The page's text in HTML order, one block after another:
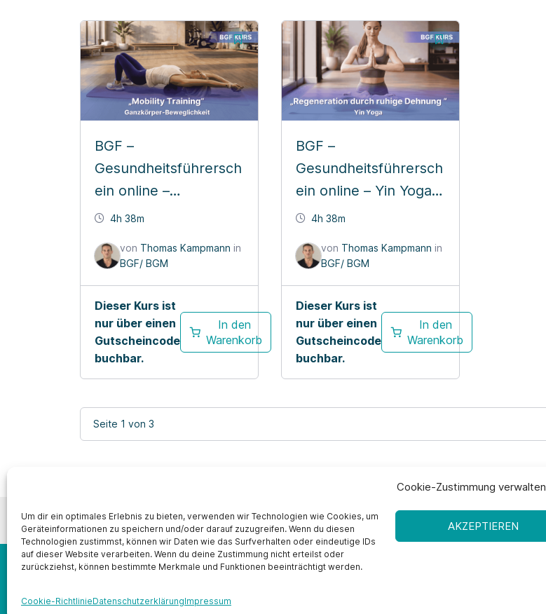
Cookie-Zustimmung verwalten
Um dir ein optimales Erlebnis zu bieten, verwenden wir Technologien wie Cookies, um
Geräteinformationen zu speichern und/oder darauf zuzugreifen. Wenn du diesen
Technologien zustimmst, können wir Daten wie das Surfverhalten oder eindeutige IDs
auf dieser Website verarbeiten. Wenn du deine Zustimmung nicht erteilst oder
zurückziehst, können bestimmte Merkmale und Funktionen beeinträchtigt werden.
AKZEPTIEREN
Cookie-RichtlinieDatenschutzerklärungImpressum
BGF –
Gesundheitsführersch
ein online –
Ganzkörper
4h 38m
von Thomas Kampmann in
BGF/ BGM
Dieser Kurs ist
nur über einen
Gutscheincode
buchbar.
In den
Warenkorb
BGF –
Gesundheitsführersch
ein online – Yin Yoga –
regenerativer Hatha
4h 38m
von Thomas Kampmann in
BGF/ BGM
Dieser Kurs ist
nur über einen
Gutscheincode
buchbar.
In den
Warenkorb
Seite 1 von 3
Impressum Datenschutzerklärung Widerrufsbelehrung